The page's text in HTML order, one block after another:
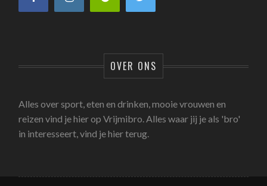
OVER ONS
Alles over sport, eten en drinken, mooie vrouwen en
reizen vind je hier op Vrijmibro. Alles waar jij je als 'bro'
in interesseert, vind je hier terug.